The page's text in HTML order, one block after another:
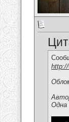
Одна